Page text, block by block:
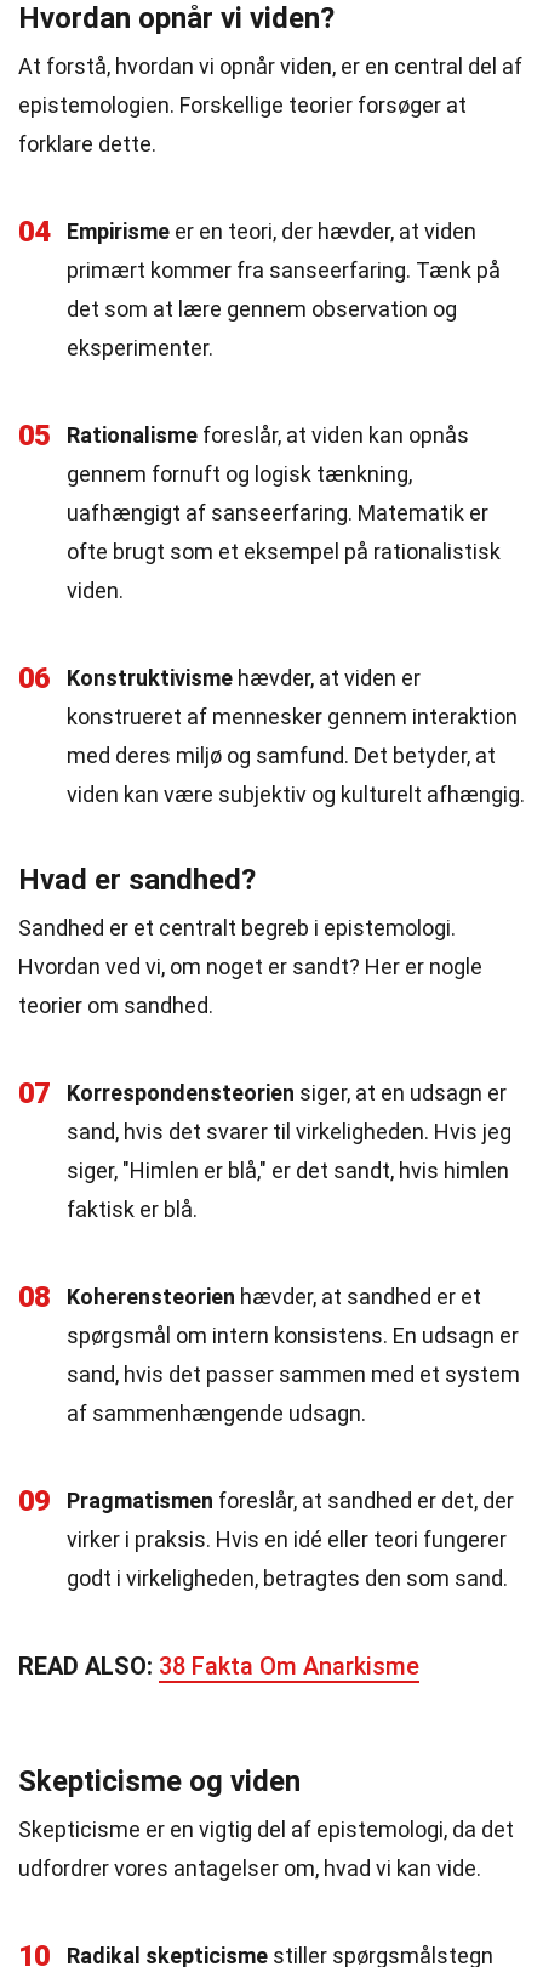
Hvordan opnår vi viden?
At forstå, hvordan vi opnår viden, er en central del af
epistemologien. Forskellige teorier forsøger at
forklare dette.
04 Empirisme er en teori, der hævder, at viden
primært kommer fra sanseerfaring. Tænk på
det som at lære gennem observation og
eksperimenter.
05 Rationalisme foreslår, at viden kan opnås
gennem fornuft og logisk tænkning,
uafhængigt af sanseerfaring. Matematik er
ofte brugt som et eksempel på rationalistisk
viden.
06 Konstruktivisme hævder, at viden er
konstrueret af mennesker gennem interaktion
med deres miljø og samfund. Det betyder, at
viden kan være subjektiv og kulturelt afhængig.
Hvad er sandhed?
Sandhed er et centralt begreb i epistemologi.
Hvordan ved vi, om noget er sandt? Her er nogle
teorier om sandhed.
07 Korrespondensteorien siger, at en udsagn er
sand, hvis det svarer til virkeligheden. Hvis jeg
siger, "Himlen er blå," er det sandt, hvis himlen
faktisk er blå.
08 Koherensteorien hævder, at sandhed er et
spørgsmål om intern konsistens. En udsagn er
sand, hvis det passer sammen med et system
af sammenhængende udsagn.
09 Pragmatismen foreslår, at sandhed er det, der
virker i praksis. Hvis en idé eller teori fungerer
godt i virkeligheden, betragtes den som sand.
READ ALSO: 38 Fakta Om Anarkisme
Skepticisme og viden
Skepticisme er en vigtig del af epistemologi, da det
udfordrer vores antagelser om, hvad vi kan vide.
10 Radikal skepticisme stiller spørgsmålstegn